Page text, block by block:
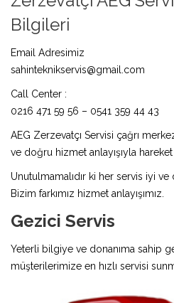
Bilgileri
Email Adresimiz
sahinteknikservis@gmail.com
Call Center :
0216 471 59 56 – 0541 359 44 43
AEG Zerzevatçı Servisi çağrı
ve doğru hizmet anlayışıyla
Unutulmamalıdır ki her servis iyi
Bizim farkımız hizmet anlayışımız.
Gezici Servis
Yeterli bilgiye ve donanıma sahip
müşterilerimize en hızlı servisi